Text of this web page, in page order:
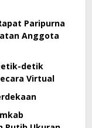
Paripurna
Anggota
detik
Virtual